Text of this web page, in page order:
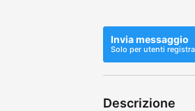
Invia messaggio
Solo per utenti
Descrizione